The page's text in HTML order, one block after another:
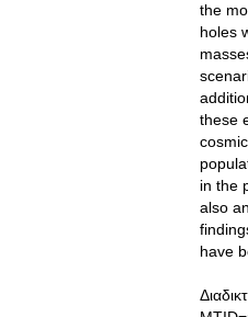
the
holes
these
in the
also
have